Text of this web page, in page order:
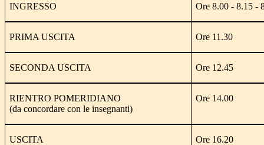
INGRESSO Ore 8.00 - 8.15 -
PRIMA USCITA Ore 11.30
SECONDA USCITA Ore 12.45
RIENTRO POMERIDIANO
(da concordare con le insegnanti)
Ore 14.00
USCITA Ore 16.20